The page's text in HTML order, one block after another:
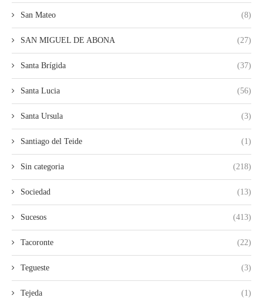
San Mateo (8)
SAN MIGUEL DE ABONA (27)
Santa Brígida (37)
Santa Lucia (56)
Santa Ursula (3)
Santiago del Teide (1)
Sin categoria (218)
Sociedad (13)
Sucesos (413)
Tacoronte (22)
Tegueste (3)
Tejeda (1)